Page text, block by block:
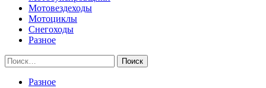
Мотовездеходы
Мотоциклы
Снегоходы
Разное
Найти:
Разное